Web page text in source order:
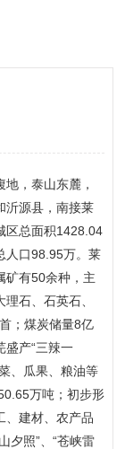
，泰山东麓，
沂源县，南接莱
区总面积1428.04
人口98.95万。莱
矿有50余种，主
石、石英石、
；煤炭储量8亿
盛产“三辣一
、瓜果、粮油等
万吨；初步形
、建材、农产品
夕照”、“苍峡雷